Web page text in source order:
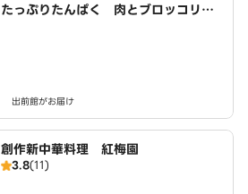
たっぷりたんぱく 肉とブロッコリー
出前館がお届け
創作新中華料理 紅梅園
3.8(11)